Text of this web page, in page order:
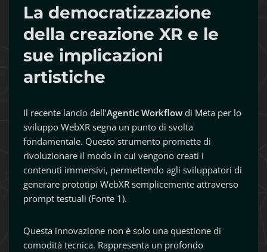
La democratizzazione
della creazione XR e le
sue implicazioni
artistiche
Il recente lancio dell’Agentic Workflow di Meta per lo
sviluppo WebXR segna un punto di svolta
fondamentale. Questo strumento promette di
rivoluzionare il modo in cui vengono creati i
contenuti immersivi, permettendo agli sviluppatori di
generare prototipi WebXR semplicemente attraverso
prompt testuali (Fonte 1).
Questa innovazione non è solo una questione di
comodità tecnica. Rappresenta un profondo